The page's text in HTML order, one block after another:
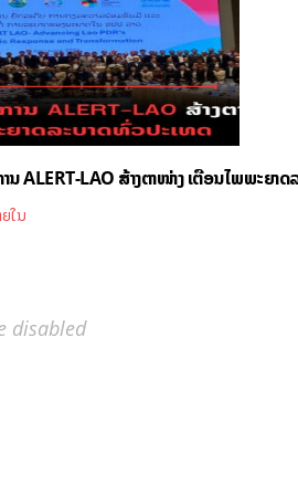
ນ ALERT-LAO ສ້າງຕາໜ່າງ ເຕືອນໄພພະຍາ
ໃນ
disabled